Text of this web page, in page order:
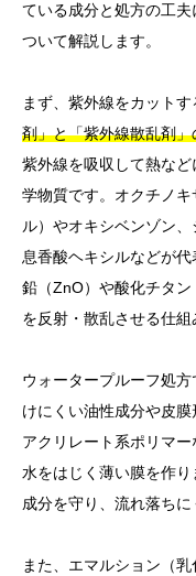
ている成分と処方の工
ついて解説します。
まず、紫外線をカット
剤」と「紫外線散乱剤」
紫外線を吸収して熱な
学物質です。オクチノ
ル）やオキシベンゾン
息香酸ヘキシルなどが
鉛（ZnO）や酸化チタン
を反射・散乱させる仕組
ウォータープルーフ処
けにくい油性成分や皮
アクリレート系ポリマ
水をはじく薄い膜を作
成分を守り、流れ落ちに
また、エマルション（